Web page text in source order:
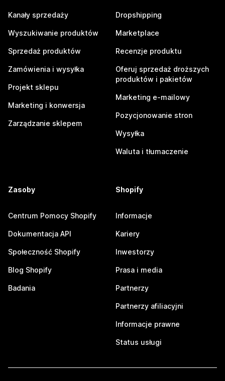
Kanały sprzedaży
Wyszukiwanie produktów
Sprzedaż produktów
Zamówienia i wysyłka
Projekt sklepu
Marketing i konwersja
Zarządzanie sklepem
Dropshipping
Marketplace
Recenzje produktu
Oferuj sprzedaż droższych
produktów i pakietów
Marketing e-mailowy
Pozycjonowanie stron
Wysyłka
Waluta i tłumaczenie
Zasoby
Centrum Pomocy Shopify
Dokumentacja API
Społeczność Shopify
Blog Shopify
Badania
Shopify
Informacje
Kariery
Inwestorzy
Prasa i media
Partnerzy
Partnerzy afiliacyjni
Informacje prawne
Status usługi